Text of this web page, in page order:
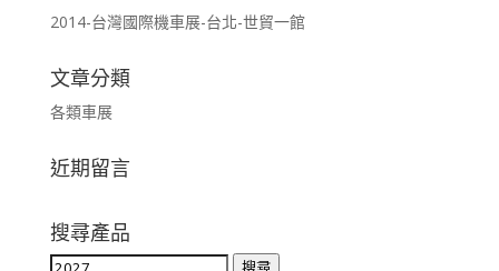
2014-台灣國際機車展-台北-世貿一館
文章分類
各類車展
近期留言
搜尋產品
搜